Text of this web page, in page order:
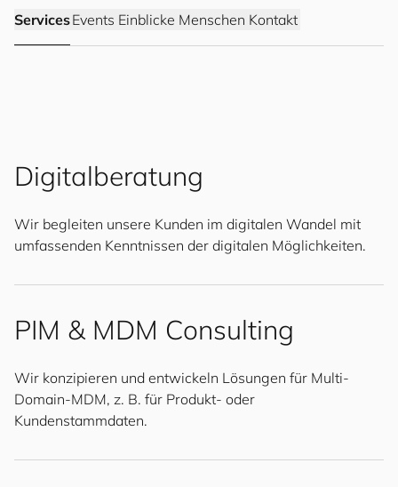
ServicesEvents Einblicke Menschen Kontakt
Digitalberatung
Wir begleiten unsere Kunden im digitalen Wandel mit
umfassenden Kenntnissen der digitalen Möglichkeiten.
PIM & MDM Consulting
Wir konzipieren und entwickeln Lösungen für Multi-
Domain-MDM, z. B. für Produkt- oder
Kundenstammdaten.